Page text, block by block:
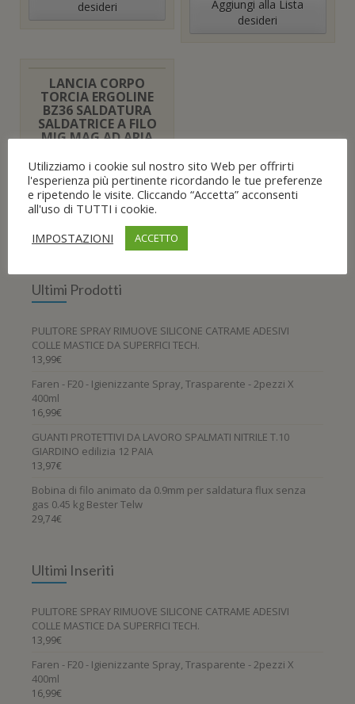
desideri
Aggiungi alla Lista
desideri
LANCIA CORPO
TORCIA ERGOLINE
BZ36 SALDATURA
SALDATRICE A FILO
MIG MAG AD ARIA
41,18
€
Aggiungi al carrello
desideri
Ultimi Prodotti
PULITORE SPRAY RIMUOVE SILICONE CATRAME ADESIVI
COLLE MASTICE DA SUPERFICI TECH.
13,99€
Faren - F20 - Igienizzante Spray, Trasparente - 2pezzi X
400ml
16,99€
GUANTI PROTETTIVI DA LAVORO SPALMATI NITRILE T.10
GIARDINO edilizia 12 PAIA
13,97€
Bobina di filo animato da 0.9mm per saldatura flux senza
gas 0.45 kg Bester Telw
29,74€
Ultimi Inseriti
PULITORE SPRAY RIMUOVE SILICONE CATRAME ADESIVI
COLLE MASTICE DA SUPERFICI TECH.
13,99€
Faren - F20 - Igienizzante Spray, Trasparente - 2pezzi X
400ml
16,99€
Utilizziamo i cookie sul nostro sito Web per offrirti
l'esperienza più pertinente ricordando le tue preferenze
e ripetendo le visite. Cliccando “Accetta” acconsenti
all'uso di TUTTI i cookie.
IMPOSTAZIONI
ACCETTO